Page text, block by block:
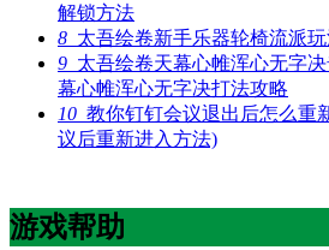
解锁方法
8 太吾绘卷新手乐器轮椅流派
9 太吾绘卷天幕心帷浑心无字
幕心帷浑心无字决打法攻略
10 教你钉钉会议退出后怎么重
议后重新进入方法)
游戏帮助